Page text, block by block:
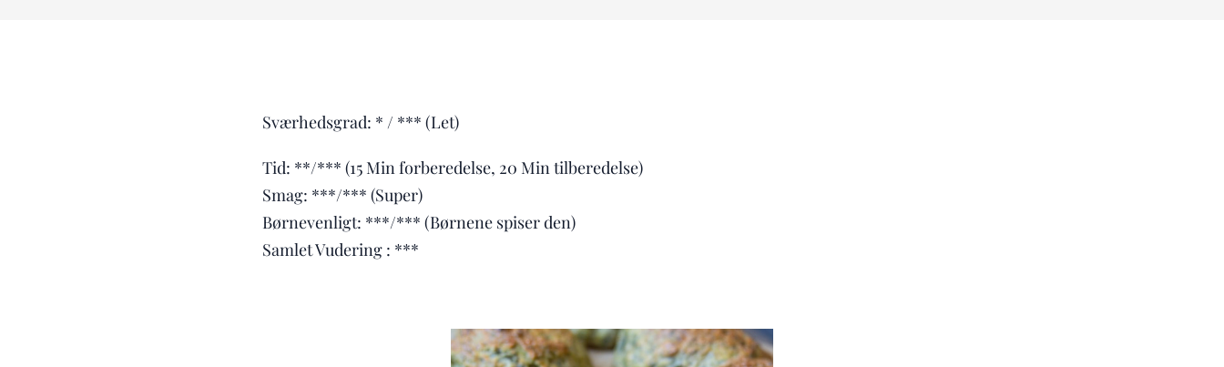
Sværhedsgrad: * / *** (Let)
Tid: **/*** (15 Min forberedelse, 20 Min tilberedelse)
Smag: ***/*** (Super)
Børnevenligt: ***/*** (Børnene spiser den)
Samlet Vudering : ***